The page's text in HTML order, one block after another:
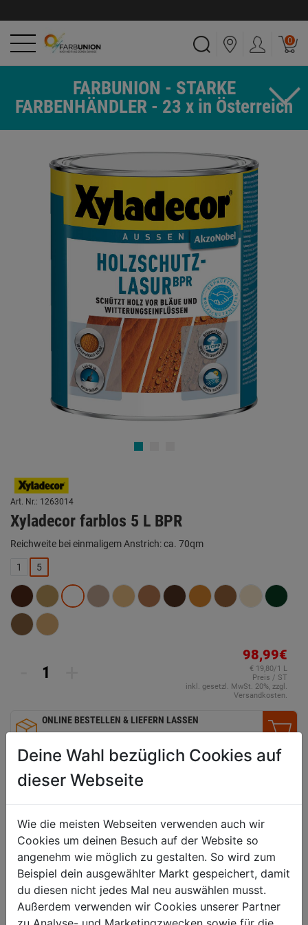
0
FARBUNION - STARKE
FARBENHÄNDLER - 23 x in Österreich
Art. Nr.: 1263014
Xyladecor farblos 5 L BPR
Reichweite bei einmaligem Anstrich: ca. 70qm
1 5
98,99€
€ 19,80/1 L
Preis / ST
inkl. gesetzl. MwSt. 20%, zzgl.
Versandkosten.
ONLINE BESTELLEN & LIEFERN LASSEN
VERGLEICHEN
Technische Daten
geeignet für
neue und alte Hölzer im
Außenbereich
Untergrund
Fassaden, Sichtblenden,
Pergolen, Zäune, Carports,
Deine Wahl bezüglich Cookies auf
dieser Webseite
Wie die meisten Webseiten verwenden auch wir
Cookies um deinen Besuch auf der Website so
angenehm wie möglich zu gestalten. So wird zum
Beispiel dein ausgewählter Markt gespeichert, damit
du diesen nicht jedes Mal neu auswählen musst.
Außerdem verwenden wir Cookies unserer Partner